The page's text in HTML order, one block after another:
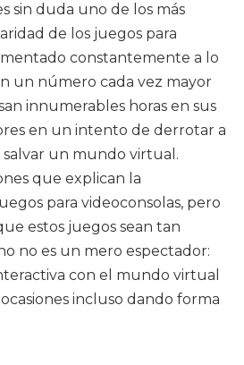
sin duda uno de los más
de los juegos para
constantemente a lo
un número cada vez mayor
innumerables horas en sus
en un intento de derrotar a
un mundo virtual.
que explican la
para videoconsolas, pero
estos juegos sean tan
no es un mero espectador:
con el mundo virtual
incluso dando forma